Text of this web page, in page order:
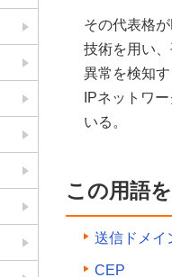
その代表格
技術を用い
異常を検知
IPネットワ
いる。
この用語
送信ドメイ
CEP